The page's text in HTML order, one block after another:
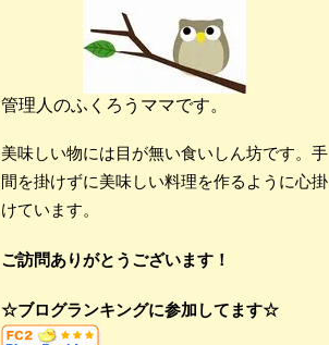
管理人のふくろうママです。
美味しい物には目が無い食いしん坊です。手
間を掛けずに美味しい料理を作るように心掛
けています。
ご訪問ありがとうございます！
☆ブログランキングに参加してます☆